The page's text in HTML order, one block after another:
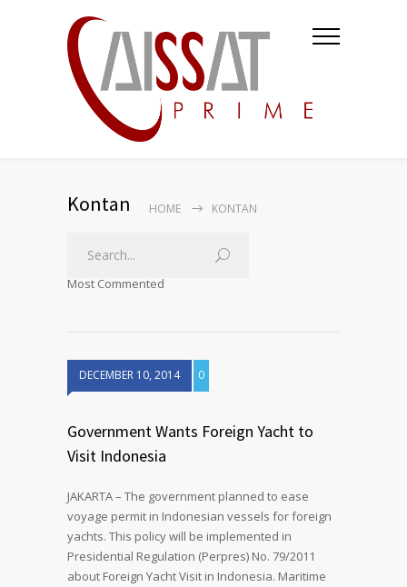
Kontan HOME KONTAN
Most Commented
DECEMBER 10, 2014 0
Government Wants Foreign Yacht to
Visit Indonesia
JAKARTA – The government planned to ease
voyage permit in Indonesian vessels for foreign
yachts. This policy will be implemented in
Presidential Regulation (Perpres) No. 79/2011
about Foreign Yacht Visit in Indonesia. Maritime